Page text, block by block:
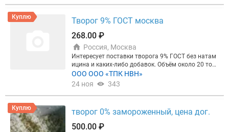
аботчика.А при подключении рекламы — подар
ок: ►3 месяца размещения + 2 недели в подарок;
►или 1 месяц + экспертная статья о вашей комп
ании на портале. Бонусы действуют на тарифах
Профи и Эксклюзив.Закажите бесплатный прогн
оз: Рассчитать прогноз для моей компании или п
озвоните: +78124253265Прогноз бесплатный и н
и к чему не обязывает. Запустим рекламу в течен
ие 2 дней после оплаты!
Куплю
Творог 9% ГОСТ москва
268.00 ₽
Россия, Москва
Интересует поставки творога 9% ГОСТ без натам
ицина и каких-либо добавок. Объём около 20 тон
н в месяц. Доставка в Москву. Оплата безнал.
ООО ООО «ТПК НВН»
24 ноя
343
Куплю
творог 0% замороженный, цена дог.
500.00 ₽